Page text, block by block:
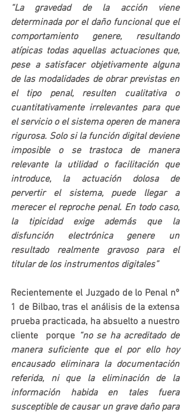
“La gravedad de la acción viene
determinada por el daño funcional que el
comportamiento genere, resultando
atípicas todas aquellas actuaciones que,
pese a satisfacer objetivamente alguna
de las modalidades de obrar previstas en
el tipo penal, resulten cualitativa o
cuantitativamente irrelevantes para que
el servicio o el sistema operen de manera
rigurosa. Solo si la función digital deviene
imposible o se trastoca de manera
relevante la utilidad o facilitación que
introduce, la actuación dolosa de
pervertir el sistema, puede llegar a
merecer el reproche penal. En todo caso,
la tipicidad exige además que la
disfunción electrónica genere un
resultado realmente gravoso para el
titular de los instrumentos digitales”
Recientemente el Juzgado de lo Penal nº
1 de Bilbao, tras el análisis de la extensa
prueba practicada, ha absuelto a nuestro
cliente  porque “no se ha acreditado de
manera suficiente que el por ello hoy
encausado eliminara la documentación
referida, ni que la eliminación de la
información habida en tales fuera
susceptible de causar un grave daño para